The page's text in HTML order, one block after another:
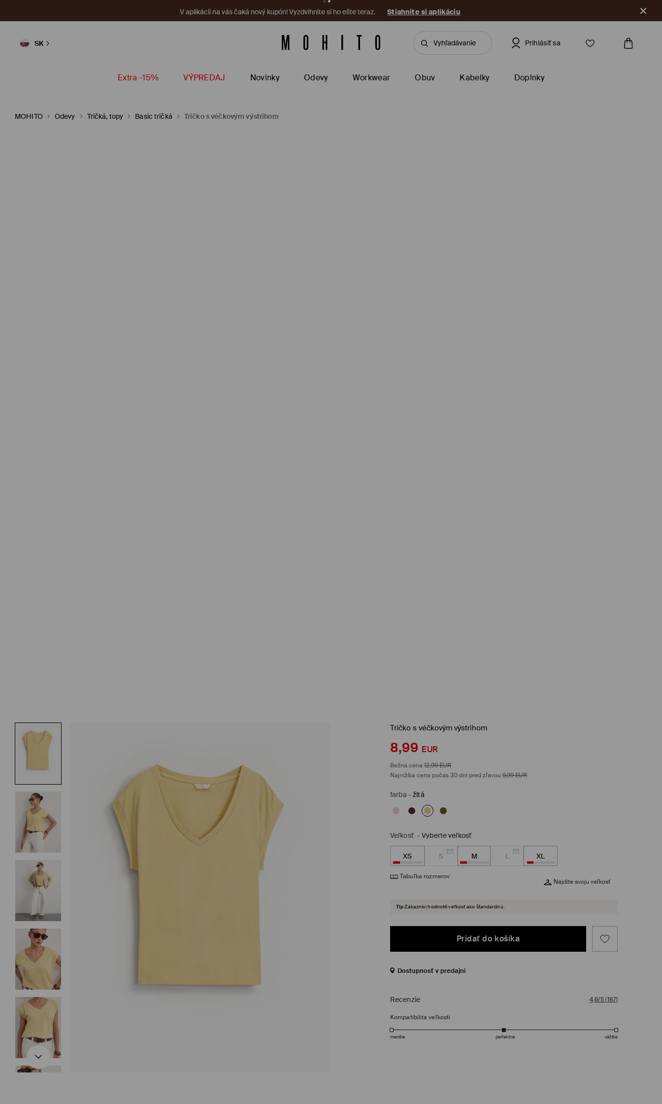
V aplikácii na vás čaká nový kupón! Vyzdvihnite si ho ešte teraz. Stiahnite si aplikáciu
SK Prihlásiť sa
Extra -15% VÝPREDAJ Novinky Odevy Workwear Obuv Kabelky Doplnky
MOHITO Odevy Tričká, topy Basic tričká Tričko s véčkovým výstrihom
Tričko s véčkovým výstrihom
8,99 EUR
Bežná cena 12,99EUR
Najnižšia cena počas 30 dní pred zľavou 9,99EUR
farba -žltá
Veľkosť -Vyberte veľkosť
XS S M L XL
Tabuľka rozmerov
Nájdite svoju veľkosť
TipZákazníci hodnotili veľkosť ako štandardnú.
Pridať do košíka
Dostupnosť v predajni
Recenzie 4,6/5(187)
Kompatibilita veľkosti
menšie perfektné väčšie